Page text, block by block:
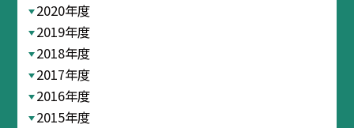
2020年度
2019年度
2018年度
2017年度
2016年度
2015年度